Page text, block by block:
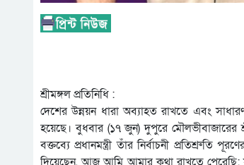
শ্রীমঙ্গল প্রতিনিধি :
দেশের উন্নয়ন ধারা অব্যাহত রাখতে এবং
হয়েছে। বুধবার (১৭ জুন) দুপুরে মৌলভীবাজারের
বক্তব্যে প্রধানমন্ত্রী তাঁর নির্বাচনী